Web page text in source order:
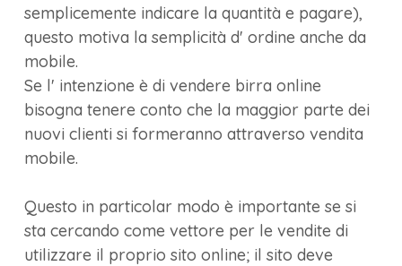
semplicemente indicare la quantità e pagare),
questo motiva la semplicità d' ordine anche da
mobile.
Se l' intenzione è di vendere birra online
bisogna tenere conto che la maggior parte dei
nuovi clienti si formeranno attraverso vendita
mobile.
Questo in particolar modo è importante se si
sta cercando come vettore per le vendite di
utilizzare il proprio sito online; il sito deve